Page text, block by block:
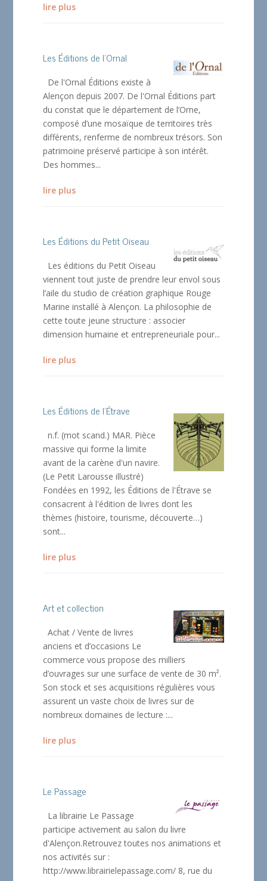
lire plus
Les Éditions de l’Ornal
De l'Ornal Éditions existe à
Alençon depuis 2007. De l'Ornal Éditions part
du constat que le département de l’Orne,
composé d’une mosaïque de territoires très
différents, renferme de nombreux trésors. Son
patrimoine préservé participe à son intérêt.
Des hommes...
lire plus
Les Éditions du Petit Oiseau
Les éditions du Petit Oiseau
viennent tout juste de prendre leur envol sous
l’aile du studio de création graphique Rouge
Marine installé à Alençon. La philosophie de
cette toute jeune structure : associer
dimension humaine et entrepreneuriale pour...
lire plus
Les Éditions de l’Étrave
n.f. (mot scand.) MAR. Pièce
massive qui forme la limite
avant de la carène d'un navire.
(Le Petit Larousse illustré)
Fondées en 1992, les Éditions de l'Étrave se
consacrent à l'édition de livres dont les
thèmes (histoire, tourisme, découverte…)
sont...
lire plus
Art et collection
Achat / Vente de livres
anciens et d’occasions Le
commerce vous propose des milliers
d’ouvrages sur une surface de vente de 30 m².
Son stock et ses acquisitions régulières vous
assurent un vaste choix de livres sur de
nombreux domaines de lecture :...
lire plus
Le Passage
La librairie Le Passage
participe activement au salon du livre
d'Alençon.Retrouvez toutes nos animations et
nos activités sur :
http://www.librairielepassage.com/ 8, rue du